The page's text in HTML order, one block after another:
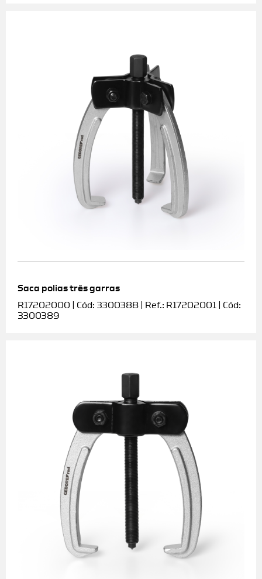
Saca polias três garras
R17202000 | Cód: 3300388 | Ref.: R17202001 | Cód:
3300389